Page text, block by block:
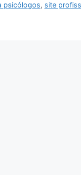
psicólogos, site